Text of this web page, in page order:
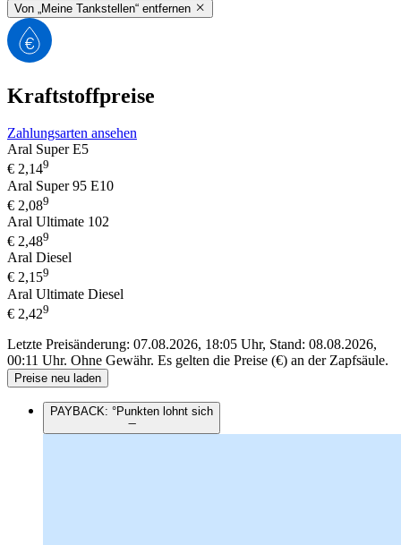
Von „Meine Tankstellen“ entfernen
Kraftstoffpreise
Zahlungsarten ansehen
Aral Super E5
€ 2,149
Aral Super 95 E10
€ 2,089
Aral Ultimate 102
€ 2,489
Aral Diesel
€ 2,159
Aral Ultimate Diesel
€ 2,429
Letzte Preisänderung: 07.08.2026, 18:05 Uhr, Stand: 08.08.2026,
00:11 Uhr. Ohne Gewähr. Es gelten die Preise (€) an der Zapfsäule.
Preise neu laden
PAYBACK: °Punkten lohnt sich